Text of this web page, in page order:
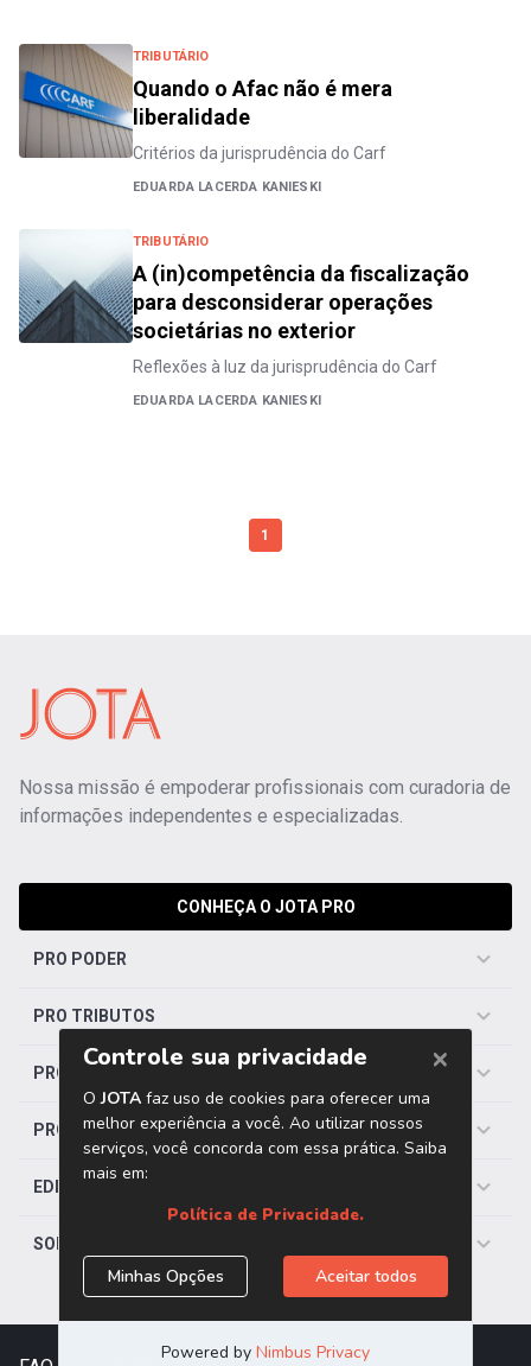
TRIBUTÁRIO
Quando o Afac não é mera
liberalidade
Critérios da jurisprudência do Carf
EDUARDA LACERDA KANIESKI
TRIBUTÁRIO
A (in)competência da fiscalização
para desconsiderar operações
societárias no exterior
Reflexões à luz da jurisprudência do Carf
EDUARDA LACERDA KANIESKI
1
Nossa missão é empoderar profissionais com curadoria de
informações independentes e especializadas.
CONHEÇA O JOTA PRO
PRO PODER
PRO TRIBUTOS
PRO TRABALHISTA
PRO SAÚDE
EDITORIAS
SOBRE O JOTA